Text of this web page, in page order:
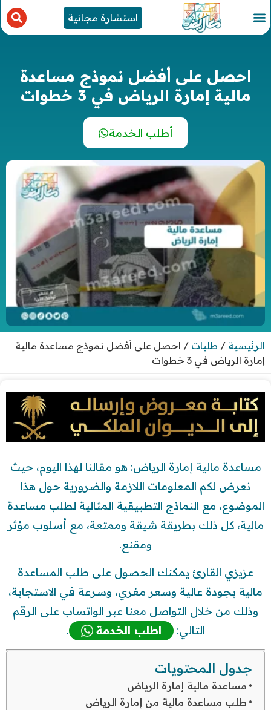
استشارة مجانية
احصل على أفضل نموذج مساعدة
مالية إمارة الرياض في 3 خطوات
أطلب الخدمة
الرئيسية / طلبات / احصل على أفضل نموذج مساعدة مالية
إمارة الرياض في 3 خطوات
مساعدة مالية إمارة الرياض: هو مقالنا لهذا اليوم، حيث
نعرض لكم المعلومات اللازمة والضرورية حول هذا
الموضوع، مع النماذج التطبيقية المثالية لطلب مساعدة
مالية، كل ذلك بطريقة شيقة وممتعة، مع أسلوب مؤثر
ومقنع.
عزيزي القارئ يمكنك الحصول على طلب المساعدة
مالية بجودة عالية وسعر مغري، وسرعة في الاستجابة،
وذلك من خلال التواصل معنا عبر الواتساب على الرقم
التالي:
اطلب الخدمة .
جدول المحتويات
مساعدة مالية إمارة الرياض
طلب مساعدة مالية من إمارة الرياض